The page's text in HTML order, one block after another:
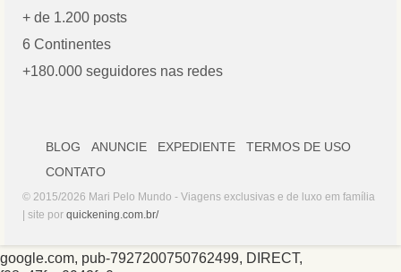
+ de 1.200 posts
6 Continentes
+180.000 seguidores nas redes
BLOG ANUNCIE EXPEDIENTE
TERMOS DE USO
CONTATO
© 2015/2026 Mari Pelo Mundo - Viagens exclusivas e de luxo em família
| site por quickening.com.br/
google.com, pub-7927200750762499, DIRECT,